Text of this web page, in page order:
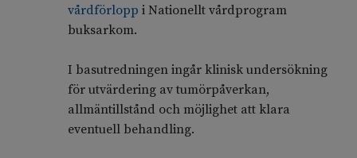
vårdförlopp i Nationellt vårdprogram
buksarkom.
I basutredningen ingår klinisk undersökning
för utvärdering av tumörpåverkan,
allmäntillstånd och möjlighet att klara
eventuell behandling.